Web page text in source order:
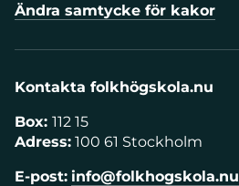
Ändra samtycke för kakor
Kontakta folkhögskola.nu
Box: 112 15
Adress: 100 61 Stockholm
E-post: info@folkhogskola.nu